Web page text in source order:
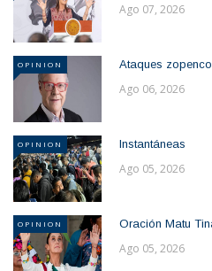
Ago 07, 2026
OPINION Ataques
Ago 06, 2026
OPINION Instantáneas
Ago 05, 2026
OPINION Oración Matu
Ago 05, 2026